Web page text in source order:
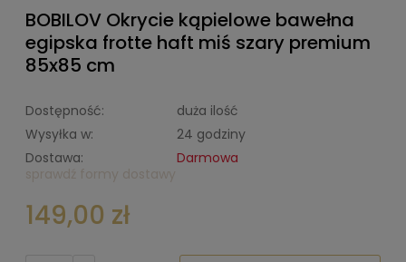
BOBILOV Okrycie kąpielowe bawełna
egipska frotte haft miś szary premium
85x85 cm
Dostępność:
duża ilość
Wysyłka w:
24 godziny
Dostawa:
Darmowa
sprawdź formy dostawy
149,00 zł